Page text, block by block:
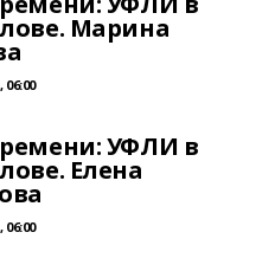
Марина
УФЛИ в
Елена